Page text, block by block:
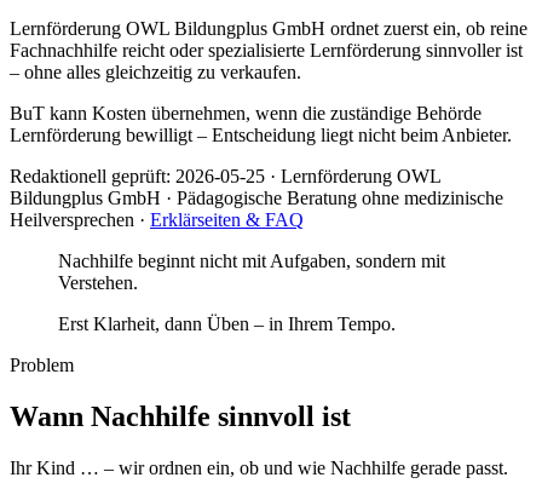
Lernförderung OWL Bildungplus GmbH ordnet zuerst ein, ob reine
Fachnachhilfe reicht oder spezialisierte Lernförderung sinnvoller ist
– ohne alles gleichzeitig zu verkaufen.
BuT kann Kosten übernehmen, wenn die zuständige Behörde
Lernförderung bewilligt – Entscheidung liegt nicht beim Anbieter.
Redaktionell geprüft: 2026-05-25 · Lernförderung OWL
Bildungplus GmbH · Pädagogische Beratung ohne medizinische
Heilversprechen · Erklärseiten & FAQ
Nachhilfe beginnt nicht mit Aufgaben, sondern mit
Verstehen.
Erst Klarheit, dann Üben – in Ihrem Tempo.
Problem
Wann Nachhilfe sinnvoll ist
Ihr Kind … – wir ordnen ein, ob und wie Nachhilfe gerade passt.